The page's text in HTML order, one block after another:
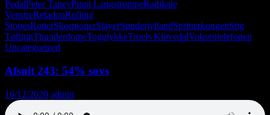
PedalPeter TanevPippi LangstrømpeRadikale
VenstreRetadonRolling
StonesRotterSkorpionerSlayerSønderjyllandSpritterkongenStig
TøftingThunderdomeTogulykkeTroels KløvedalVoksentelefonen
Uncategorized
Afsnit 243: 54% sovs
16/12/2020 admin